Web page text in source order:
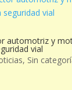
automotriz y
vial
, Sin